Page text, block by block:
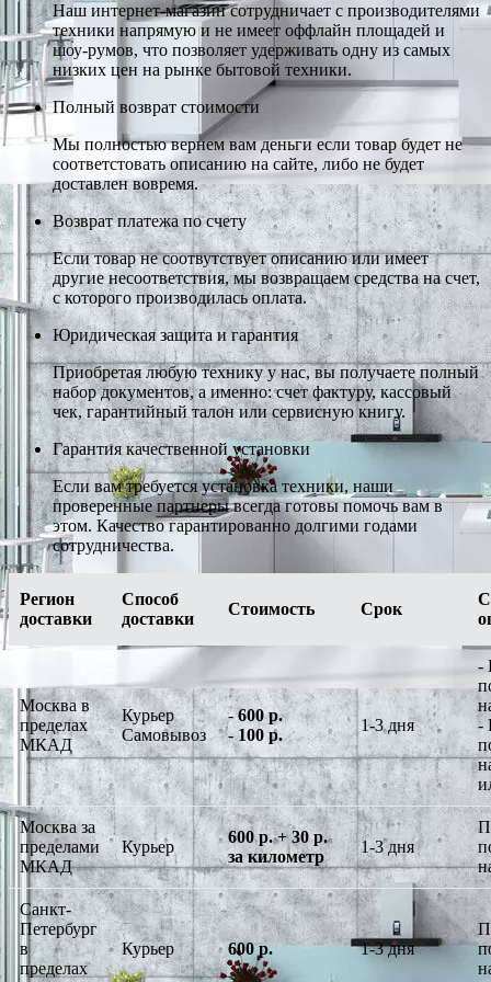
Наш интернет-магазин сотрудничает с производителями
техники напрямую и не имеет оффлайн площадей и
шоу-румов, что позволяет удерживать одну из самых
низких цен на рынке бытовой техники.
Полный возврат стоимости
Мы полностью вернем вам деньги если товар будет не
соответстовать описанию на сайте, либо не будет
доставлен вовремя.
Возврат платежа по счету
Если товар не соотвутствует описанию или имеет
другие несоответствия, мы возвращаем средства на счет,
с которого производилась оплата.
Юридическая защита и гарантия
Приобретая любую технику у нас, вы получаете полный
набор документов, а именно: счет фактуру, кассовый
чек, гарантийный талон или сервисную книгу.
Гарантия качественной установки
Если вам требуется установка техники, наши
проверенные партнеры всегда готовы помочь вам в
этом. Качество гарантированно долгими годами
сотрудничества.
Регион
доставки
Способ
доставки
Стоимость Срок
Москва в
пределах
МКАД
Курьер
Самовывоз
-600 р.
-100 р.
1-3 дня
-
-
Москва за
пределами
МКАД
Курьер
600 р. + 30 р.
за километр
1-3 дня
Санкт-
Петербург
в
пределах
Курьер 600 р. 1-3 дня